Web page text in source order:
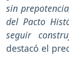
sin
del Pacto
seguir
destacó el